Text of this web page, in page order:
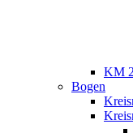
KM
Bogen